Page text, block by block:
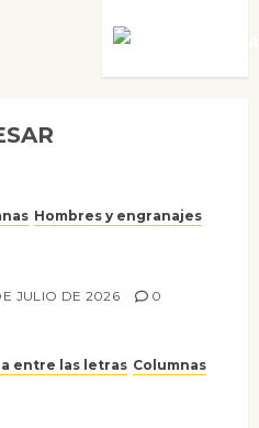
Hombres y engranajes
JULIO DE 2026 0
entre las letras Columnas